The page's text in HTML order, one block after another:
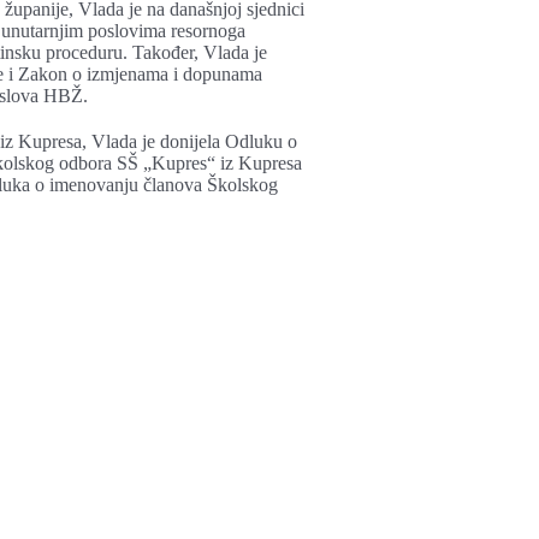
Vlada je na današnjoj sjednici
poslovima resornoga
proceduru. Također, Vlada je
Zakon o izmjenama i dopunama
HBŽ.
Kupresa, Vlada je donijela Odluku o
odbora SŠ „Kupres“ iz Kupresa
o imenovanju članova Školskog